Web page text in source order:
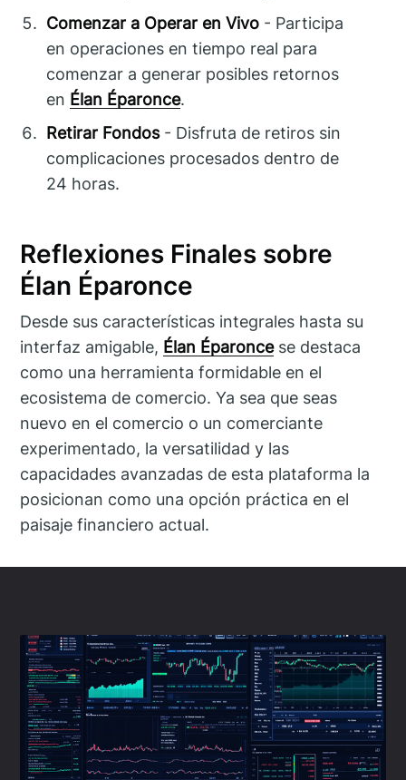
Comenzar a Operar en Vivo - Participa
en operaciones en tiempo real para
comenzar a generar posibles retornos
en Élan Éparonce.
Retirar Fondos- Disfruta de retiros sin
complicaciones procesados dentro de
24 horas.
Reflexiones Finales sobre
Élan Éparonce
Desde sus características integrales hasta su
interfaz amigable, Élan Éparoncese destaca
como una herramienta formidable en el
ecosistema de comercio. Ya sea que seas
nuevo en el comercio o un comerciante
experimentado, la versatilidad y las
capacidades avanzadas de esta plataforma la
posicionan como una opción práctica en el
paisaje financiero actual.